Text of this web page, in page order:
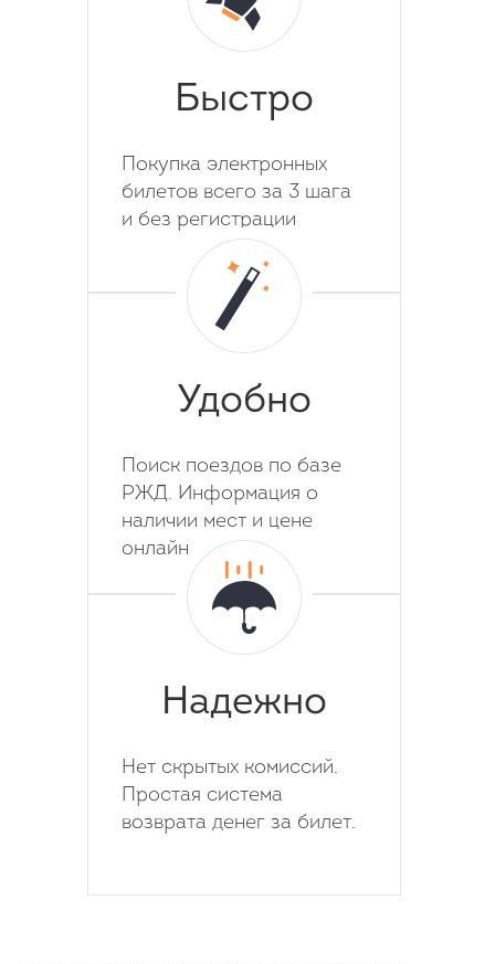
Быстро
Покупка электронных
билетов всего за 3 шага
и без регистрации
Удобно
Поиск поездов по базе
РЖД. Информация о
наличии мест и цене
онлайн
Надежно
Нет скрытых комиссий.
Простая система
возврата денег за билет.